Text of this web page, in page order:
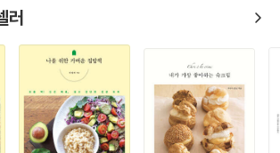
리 분량은 반드시 필요하다. ‘정확한 분량을 알 수
소리를 하는 이들을 위해 셰프들이 만든 요리를 기
영 씨가 조리 분량(2인분 기준)을 재구성했다. 방
맛을 반영해 지나치게 맵거나 달게 만들어지기도 했
보편적인 입맛에 맞춘 것이 특징이며, 일단 ‘간이
데 주력했다. 이를 기준 삼아 각자 입맛에 맞게 재료
의 레시피를 완성할 수 있을 것이다.
러